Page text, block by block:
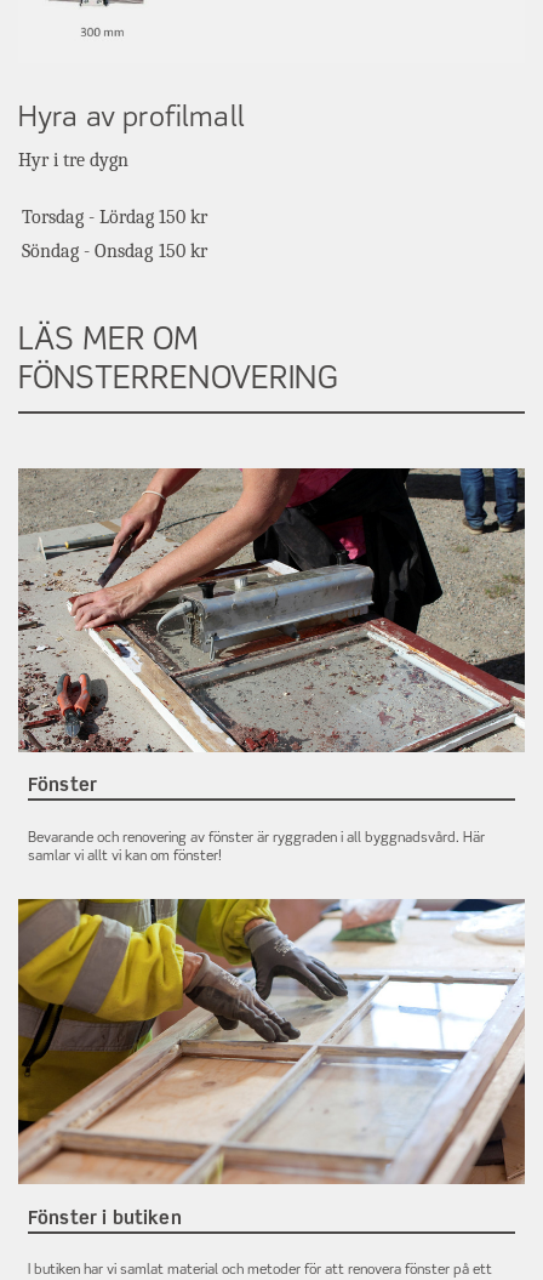
Hyra av profilmall
Hyr i tre dygn
Torsdag - Lördag 150 kr
Söndag - Onsdag 150 kr
LÄS MER OM
FÖNSTERRENOVERING
Fönster
Bevarande och renovering av fönster är ryggraden i all byggnadsvård. Här
samlar vi allt vi kan om fönster!
Fönster i butiken
I butiken har vi samlat material och metoder för att renovera fönster på ett